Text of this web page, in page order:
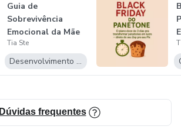
Guia de
Sobrevivência
Emocional da Mãe
em Viagem
Tia Ste
Desenvolvimento Pessoal
Dúvidas frequentes